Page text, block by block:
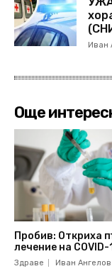
Иван
Още
Пробив: Откриха
лечение на COVID-
Здраве Иван Ангелов